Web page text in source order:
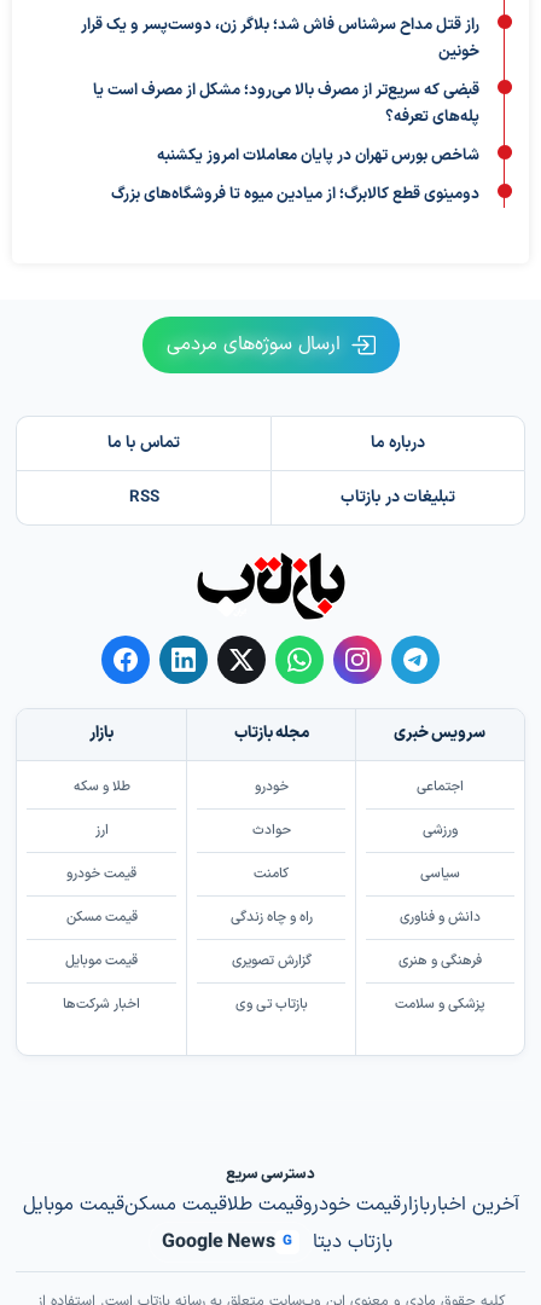
راز قتل مداح سرشناس فاش شد؛ بلاگر زن، دوست‌پسر و یک قرار
خونین
قبضی که سریع‌تر از مصرف بالا می‌رود؛ مشکل از مصرف است یا
پله‌های تعرفه؟
شاخص بورس تهران در پایان معاملات امروز یکشنبه
دومینوی قطع کالابرگ؛ از میادین میوه تا فروشگاه‌های بزرگ
ارسال سوژه‌های مردمی
درباره ما تماس با ما
تبلیغات در بازتاب RSS
سرویس خبری
اجتماعی
ورزشی
سیاسی
دانش و فناوری
فرهنگی و هنری
پزشکی و سلامت
مجله بازتاب
خودرو
حوادث
کامنت
راه و چاه زندگی
گزارش تصویری
بازتاب تی وی
بازار
طلا و سکه
ارز
قیمت خودرو
قیمت مسکن
قیمت موبایل
اخبار شرکت‌ها
دسترسی سریع
آخرین اخباربازارقیمت خودروقیمت طلاقیمت مسکنقیمت موبایل
بازتاب دیتا
G
Google News